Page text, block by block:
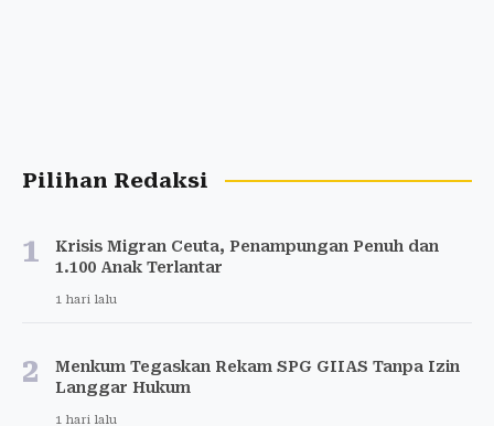
Pilihan Redaksi
1
Krisis Migran Ceuta, Penampungan Penuh dan
1.100 Anak Terlantar
1 hari lalu
2
Menkum Tegaskan Rekam SPG GIIAS Tanpa Izin
Langgar Hukum
1 hari lalu